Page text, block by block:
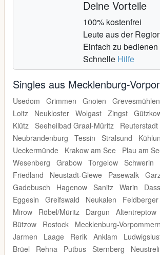
Deine Vorteile
100% kostenfrei
Leute aus der
Einfach zu bedienen
Schnelle Hilfe
Singles aus Mecklenburg-
Usedom Grimmen Gnoien Grevesmühlen
Loitz
Neukloster Wolgast Zingst
Klütz Seeheilbad Graal-Müritz
Neubrandenburg
Tessin Stralsund
Ueckermünde
Krakow am See Plau am
Wesenberg
Grabow Torgelow Schwerin
Friedland
Neustadt-Glewe Pasewalk
Gadebusch
Hagenow Sanitz Warin
Eggesin
Greifswald Neukalen
Mirow
Röbel/Müritz Dargun Altentreptow
Bützow
Rostock Mecklenburg-Vorpommern
Jarmen
Laage Rerik Anklam
Brüel
Rehna Putbus Sternberg